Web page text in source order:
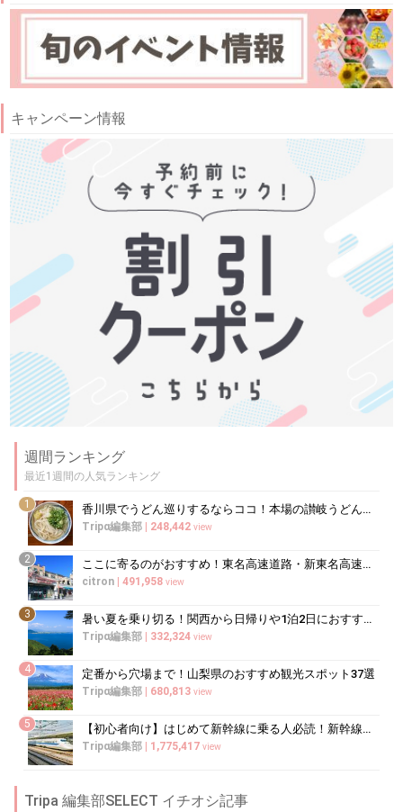
キャンペーン情報
週間ランキング
最近1週間の人気ランキング
1 香川県でうどん巡りするならココ！本場の讃岐うどんの名店
Tripα編集部 | 248,442 view
2 ここに寄るのがおすすめ！東名高速道路・新東名高速道路の充実のSA・PA10選
citron | 491,958 view
3 暑い夏を乗り切る！関西から日帰りや1泊2日におすすめの避暑地10選
Tripα編集部 | 332,324 view
4 定番から穴場まで！山梨県のおすすめ観光スポット37選
Tripα編集部 | 680,813 view
5 【初心者向け】はじめて新幹線に乗る人必読！新幹線の乗り方をイチから徹底解説
Tripα編集部 | 1,775,417 view
Tripa 編集部SELECT イチオシ記事